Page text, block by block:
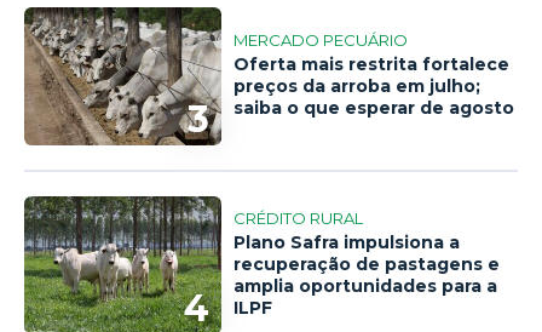
3
MERCADO PECUÁRIO
Oferta mais restrita fortalece
preços da arroba em julho;
saiba o que esperar de agosto
4
CRÉDITO RURAL
Plano Safra impulsiona a
recuperação de pastagens e
amplia oportunidades para a
ILPF